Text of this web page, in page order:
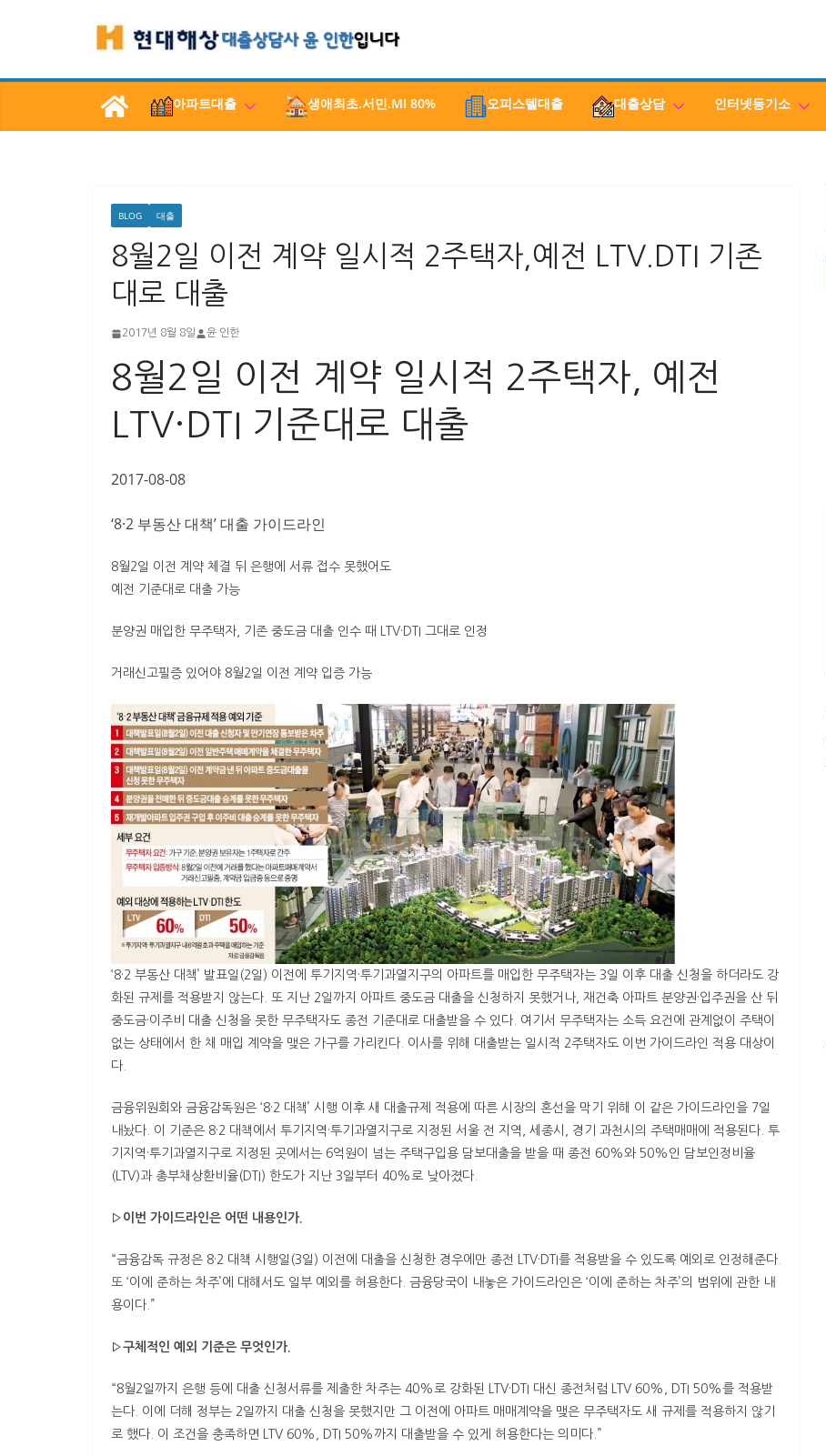
로
아파트대출 생애최초.서민.MI 80% 오피스텔대출 대출상담 인터넷등기소
BLOG 대출
8월2일 이전 계약 일시적 2주택자,예전 LTV.DTI 기존
대로 대출
2017년 8월 8일 윤 인한
8월2일 이전 계약 일시적 2주택자, 예전
LTV·DTI 기준대로 대출
2017-08-08
‘8·2 부동산 대책’ 대출 가이드라인
8월2일 이전 계약 체결 뒤 은행에 서류 접수 못했어도
예전 기준대로 대출 가능
분양권 매입한 무주택자, 기존 중도금 대출 인수 때 LTV·DTI 그대로 인정
거래신고필증 있어야 8월2일 이전 계약 입증 가능
‘8·2 부동산 대책’ 발표일(2일) 이전에 투기지역·투기과열지구의 아파트를 매입한 무주택자는 3일 이후 대출 신청을 하더라도 강
화된 규제를 적용받지 않는다. 또 지난 2일까지 아파트 중도금 대출을 신청하지 못했거나, 재건축 아파트 분양권·입주권을 산 뒤
중도금·이주비 대출 신청을 못한 무주택자도 종전 기준대로 대출받을 수 있다. 여기서 무주택자는 소득 요건에 관계없이 주택이
없는 상태에서 한 채 매입 계약을 맺은 가구를 가리킨다. 이사를 위해 대출받는 일시적 2주택자도 이번 가이드라인 적용 대상이
다.
금융위원회와 금융감독원은 ‘8·2 대책’ 시행 이후 새 대출규제 적용에 따른 시장의 혼선을 막기 위해 이 같은 가이드라인을 7일
내놨다. 이 기준은 8·2 대책에서 투기지역·투기과열지구로 지정된 서울 전 지역, 세종시, 경기 과천시의 주택매매에 적용된다. 투
기지역·투기과열지구로 지정된 곳에서는 6억원이 넘는 주택구입용 담보대출을 받을 때 종전 60%와 50%인 담보인정비율
(LTV)과 총부채상환비율(DTI) 한도가 지난 3일부터 40%로 낮아졌다.
▷이번 가이드라인은 어떤 내용인가.
“금융감독 규정은 8·2 대책 시행일(3일) 이전에 대출을 신청한 경우에만 종전 LTV·DTI를 적용받을 수 있도록 예외로 인정해준다.
또 ‘이에 준하는 차주’에 대해서도 일부 예외를 허용한다. 금융당국이 내놓은 가이드라인은 ‘이에 준하는 차주’의 범위에 관한 내
용이다.”
▷구체적인 예외 기준은 무엇인가.
“8월2일까지 은행 등에 대출 신청서류를 제출한 차주는 40%로 강화된 LTV·DTI 대신 종전처럼 LTV 60%, DTI 50%를 적용받
는다. 이에 더해 정부는 2일까지 대출 신청을 못했지만 그 이전에 아파트 매매계약을 맺은 무주택자도 새 규제를 적용하지 않기
로 했다. 이 조건을 충족하면 LTV 60%, DTI 50%까지 대출받을 수 있게 허용한다는 의미다.”